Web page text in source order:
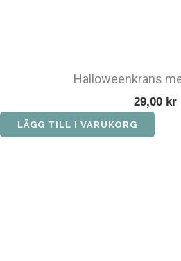
Halloweenkrans
29,00 kr
LÄGG TILL I VARUKORG